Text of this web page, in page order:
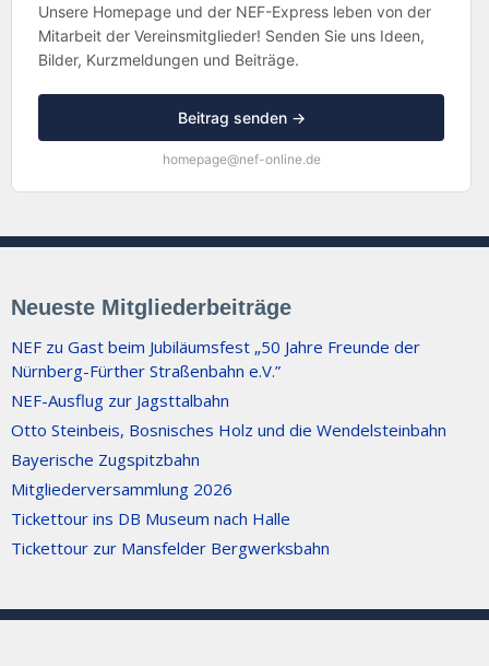
Unsere Homepage und der NEF-Express leben von der
Mitarbeit der Vereinsmitglieder! Senden Sie uns Ideen,
Bilder, Kurzmeldungen und Beiträge.
Beitrag senden →
homepage@nef-online.de
Neueste Mitgliederbeiträge
NEF zu Gast beim Jubiläumsfest „50 Jahre Freunde der
Nürnberg-Fürther Straßenbahn e.V.”
NEF-Ausflug zur Jagsttalbahn
Otto Steinbeis, Bosnisches Holz und die Wendelsteinbahn
Bayerische Zugspitzbahn
Mitgliederversammlung 2026
Tickettour ins DB Museum nach Halle
Tickettour zur Mansfelder Bergwerksbahn